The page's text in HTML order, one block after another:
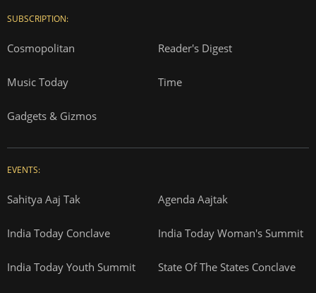
SUBSCRIPTION:
Cosmopolitan Reader's Digest
Music Today Time
Gadgets & Gizmos
EVENTS:
Sahitya Aaj Tak Agenda Aajtak
India Today Conclave India Today Woman's Summit
India Today Youth Summit State Of The States Conclave